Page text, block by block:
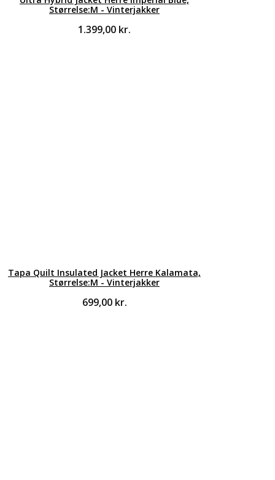
Størrelse:M - Vinterjakker
1.399,00 kr.
Tapa Quilt Insulated Jacket Herre Kalamata,
Størrelse:M - Vinterjakker
699,00 kr.